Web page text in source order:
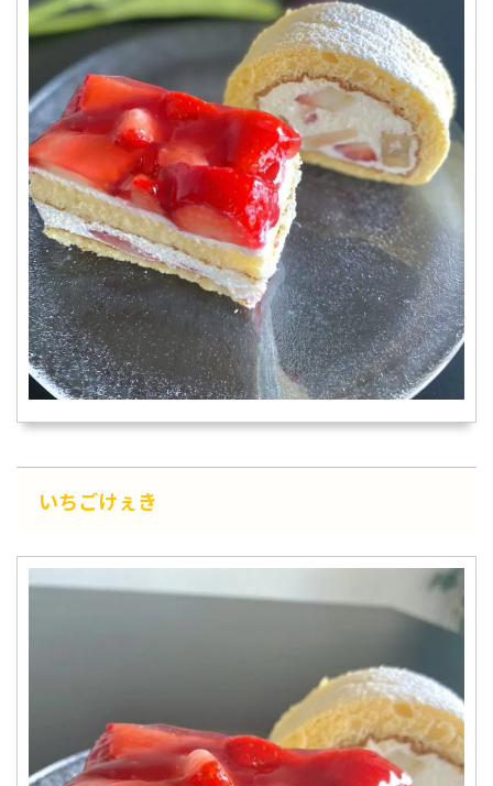
いちごけぇき